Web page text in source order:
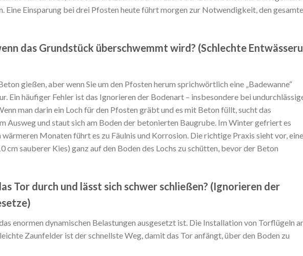
Eine Einsparung bei drei Pfosten heute führt morgen zur Notwendigkeit, den
das Grundstück überschwemmt wird? (Schlechte
gießen, aber wenn Sie um den Pfosten herum sprichwörtlich eine „Badewanne“
Ein häufiger Fehler ist das Ignorieren der Bodenart – insbesondere bei
man darin ein Loch für den Pfosten gräbt und es mit Beton füllt, sucht das
Ausweg und staut sich am Boden der betonierten Baugrube. Im Winter gefriert es
wärmeren Monaten führt es zu Fäulnis und Korrosion. Die richtige Praxis sieht vor, eine
cm sauberer Kies) ganz auf den Boden des Lochs zu schütten, bevor der Beton
Tor durch und lässt sich schwer schließen? (Ignorieren der
enormen dynamischen Belastungen ausgesetzt ist. Die Installation von Torflügeln
Zaunfelder ist der schnellste Weg, damit das Tor anfängt, über den Boden zu